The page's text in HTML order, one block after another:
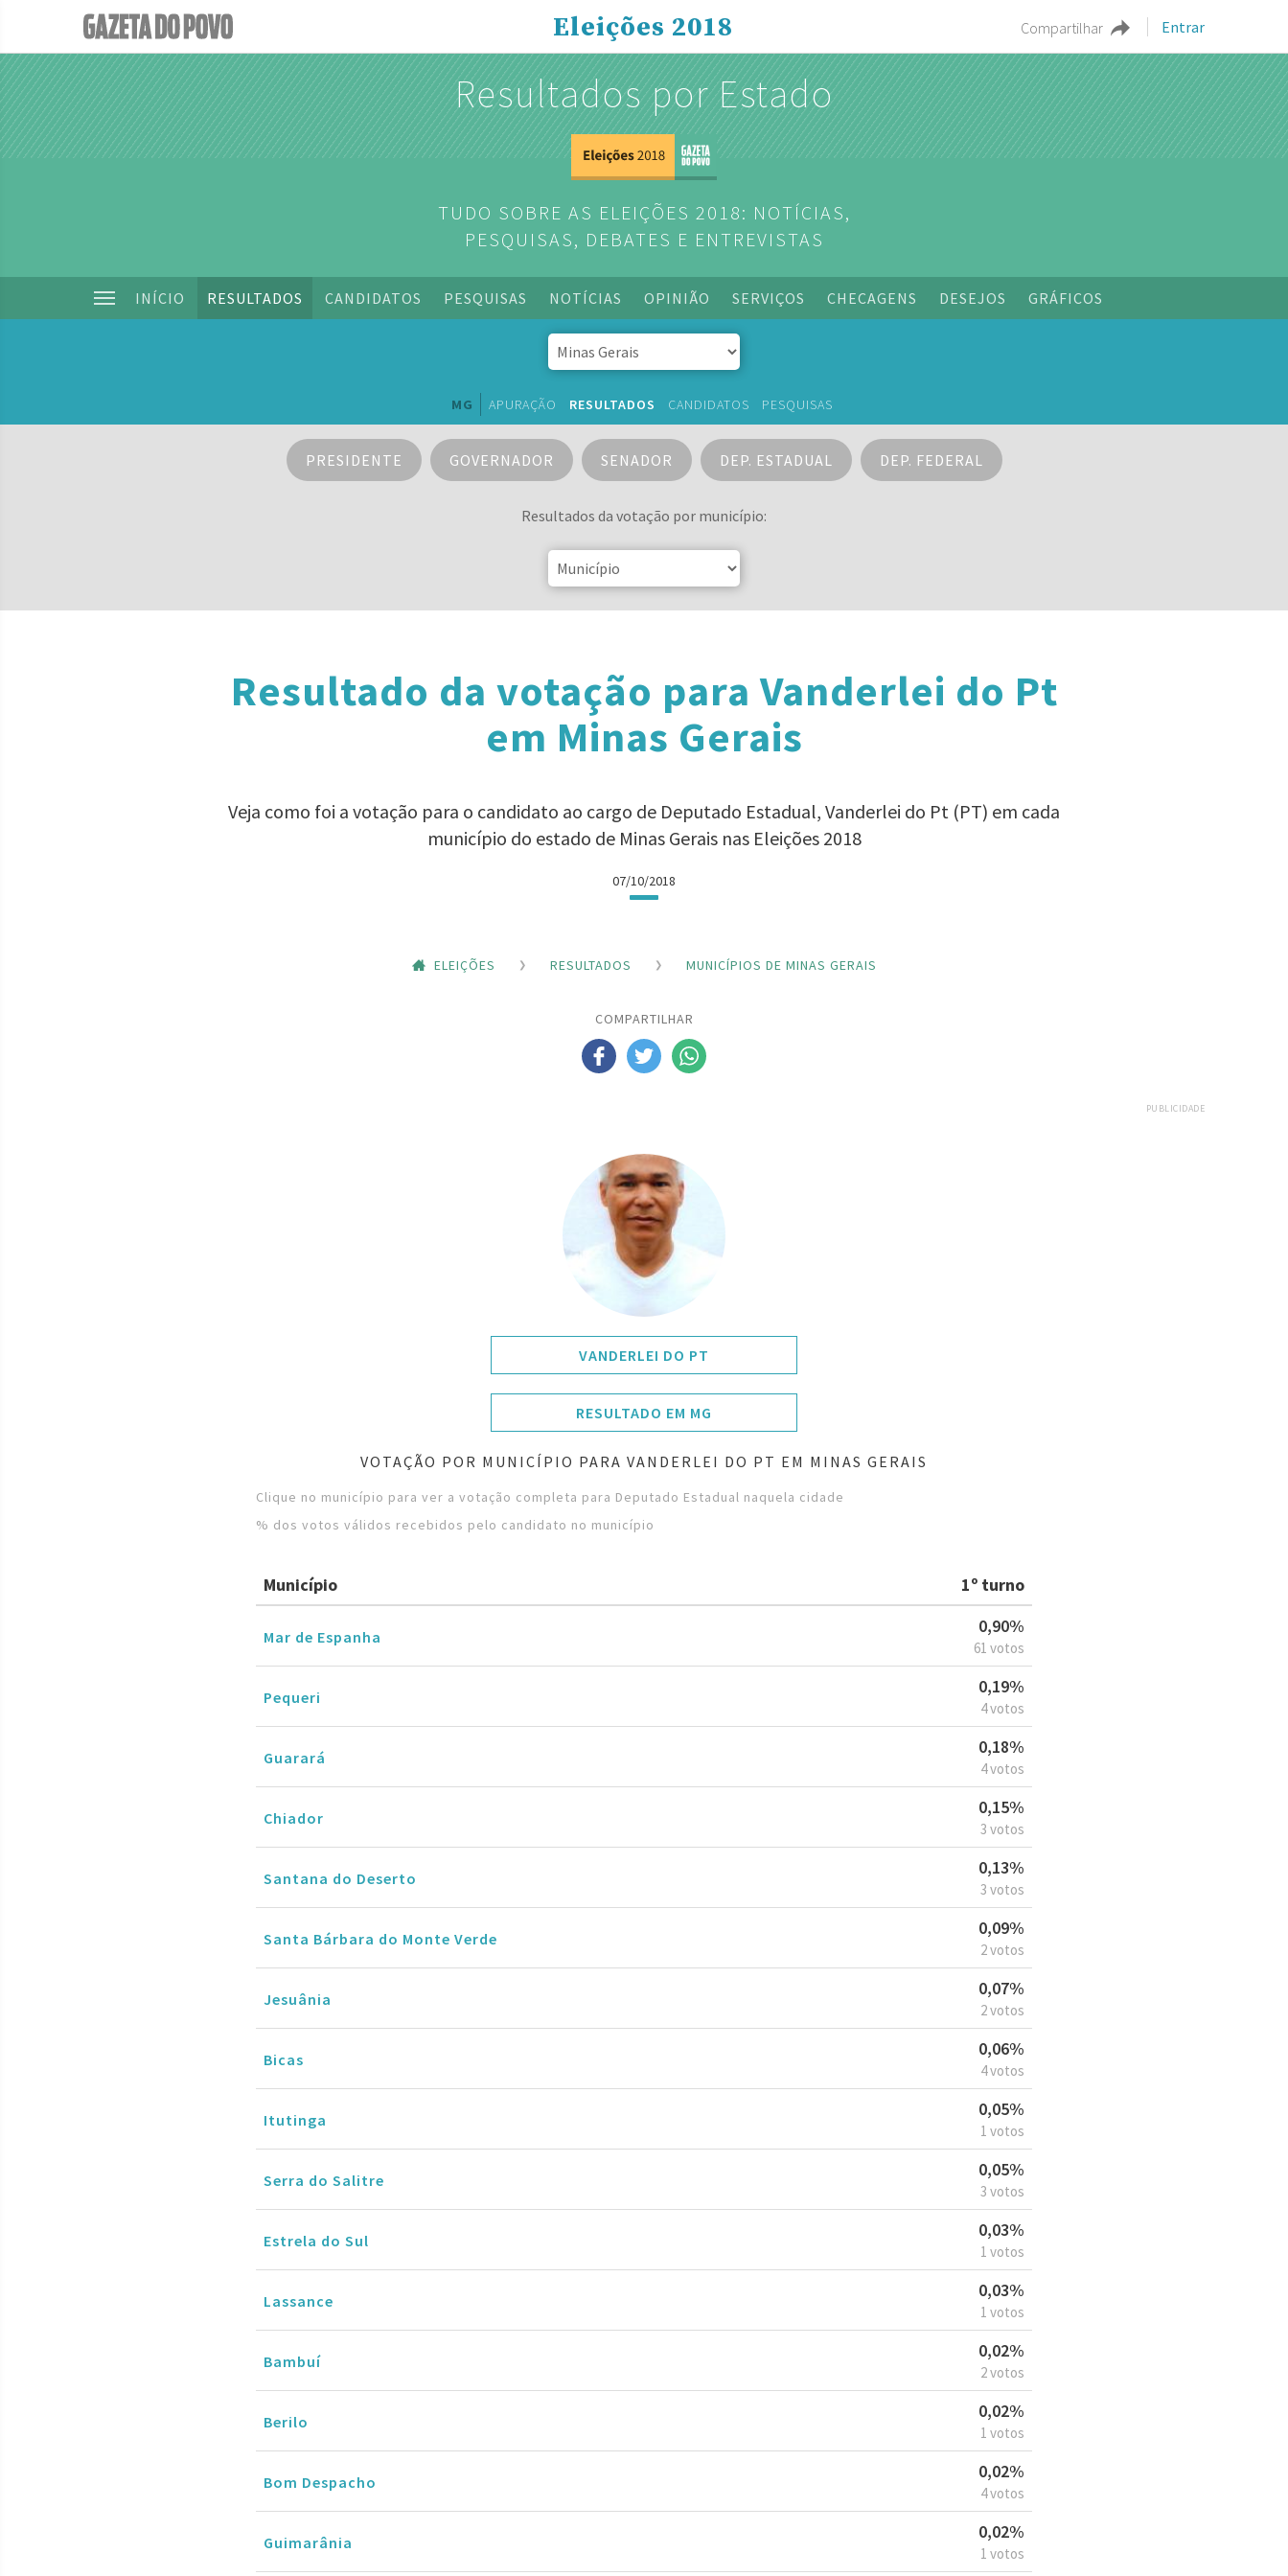
Compartilhar Entrar
Eleições 2018
Resultados por Estado
TUDO SOBRE AS ELEIÇÕES 2018: NOTÍCIAS,
PESQUISAS, DEBATES E ENTREVISTAS
INÍCIO RESULTADOS CANDIDATOS PESQUISAS NOTÍCIAS OPINIÃO SERVIÇOS CHECAGENS DESEJOS GRÁFICOS
MG APURAÇÃO RESULTADOS CANDIDATOS PESQUISAS
PRESIDENTE GOVERNADOR SENADOR DEP. ESTADUAL DEP. FEDERAL
Resultados da votação por município:
Resultado da votação para Vanderlei do Pt
em Minas Gerais
Veja como foi a votação para o candidato ao cargo de Deputado Estadual, Vanderlei do Pt (PT) em cada
município do estado de Minas Gerais nas Eleições 2018
07/10/2018
ELEIÇÕES RESULTADOS MUNICÍPIOS DE MINAS GERAIS
COMPARTILHAR
PUBLICIDADE
VANDERLEI DO PT
RESULTADO EM MG
VOTAÇÃO POR MUNICÍPIO PARA VANDERLEI DO PT EM MINAS GERAIS
Clique no município para ver a votação completa para Deputado Estadual naquela cidade
% dos votos válidos recebidos pelo candidato no município
Município 1º turno
Mar de Espanha
0,90%
61 votos
Pequeri
0,19%
4 votos
Guarará
0,18%
4 votos
Chiador
0,15%
3 votos
Santana do Deserto
0,13%
3 votos
Santa Bárbara do Monte Verde
0,09%
2 votos
Jesuânia
0,07%
2 votos
Bicas
0,06%
4 votos
Itutinga
0,05%
1 votos
Serra do Salitre
0,05%
3 votos
Estrela do Sul
0,03%
1 votos
Lassance
0,03%
1 votos
Bambuí
0,02%
2 votos
Berilo
0,02%
1 votos
Bom Despacho
0,02%
4 votos
Guimarânia
0,02%
1 votos